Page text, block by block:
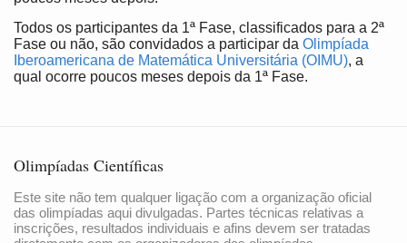
Todos os participantes da 1ª Fase, classificados para a 2ª
Fase ou não, são convidados a participar da Olimpíada
Iberoamericana de Matemática Universitária (OIMU), a
qual ocorre poucos meses depois da 1ª Fase.
Olimpíadas Científicas
Este site não tem qualquer ligação com a organização oficial
das olimpíadas aqui divulgadas. Partes técnicas relativas a
inscrições, resultados individuais e afins devem ser tratadas